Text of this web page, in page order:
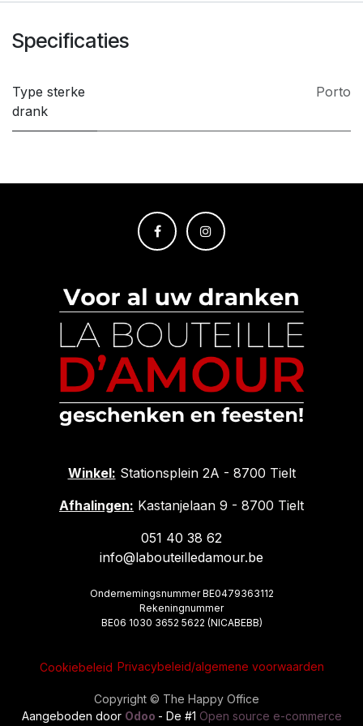
Specificaties
Type sterke
drank
Porto
Winkel: Stationsplein 2A - 8700 Tielt
Afhalingen: Kastanjelaan 9 - 8700 Tielt
051 40 38 62
info@labouteilledamour.be
Ondernemingsnummer BE0479363112
Rekeningnummer
BE06 1030 3652 5622 (NICABEBB)
Cookiebeleid Privacybeleid/algemene voorwaarden
Copyright © The Happy Office
Aangeboden door Odoo - De #1 Open source e-commerce